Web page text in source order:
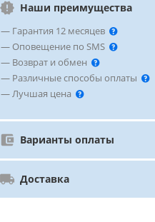
Наши преимущества
— Гарантия 12 месяцев
— Оповещение по SMS
— Возврат и обмен
— Различные способы оплаты
— Лучшая цена
Варианты оплаты
Доставка